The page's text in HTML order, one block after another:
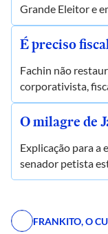
Grande Eleitor e
É preciso
Fachin não
corporativista,
O milagre de
Explicação para a
senador petista
FRANKITO, O